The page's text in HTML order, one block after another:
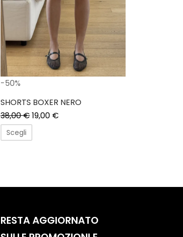
-50%
SHORTS BOXER NERO
38,00€19,00 €
Scegli
RESTA AGGIORNATO